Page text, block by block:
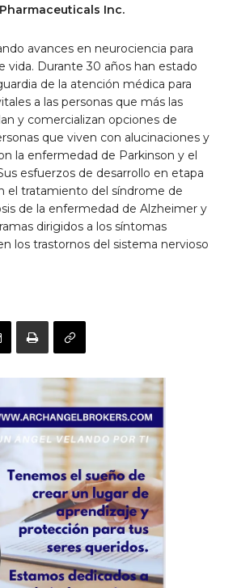
Inc.
avances en neurociencia para
vida. Durante 30 años han estado
de la atención médica para
a las personas que más las
y comercializan opciones de
que viven con alucinaciones y
la enfermedad de Parkinson y el
esfuerzos de desarrollo en etapa
el tratamiento del síndrome de
de la enfermedad de Alzheimer y
dirigidos a los síntomas
los trastornos del sistema nervioso